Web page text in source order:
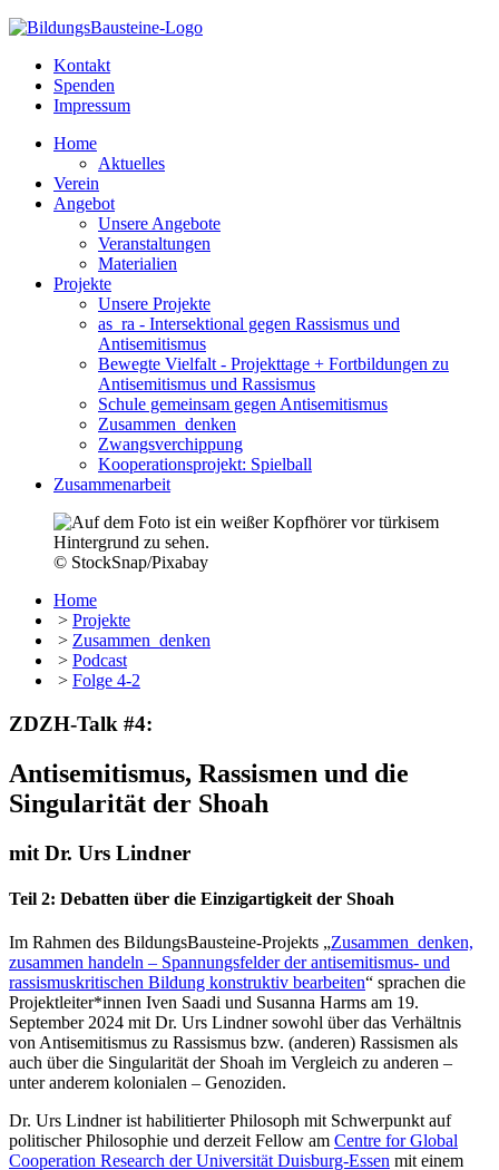
Kontakt
Spenden
Impressum
Home
Aktuelles
Verein
Angebot
Unsere Angebote
Veranstaltungen
Materialien
Projekte
Unsere Projekte
as_ra - Intersektional gegen Rassismus und
Antisemitismus
Bewegte Vielfalt - Projekttage + Fortbildungen zu
Antisemitismus und Rassismus
Schule gemeinsam gegen Antisemitismus
Zusammen_denken
Zwangsverchippung
Kooperationsprojekt: Spielball
Zusammenarbeit
© StockSnap/Pixabay
Home
> Projekte
> Zusammen_denken
> Podcast
> Folge 4-2
ZDZH-Talk #4:
Antisemitismus, Rassismen und die
Singularität der Shoah
mit Dr. Urs Lindner
Teil 2: Debatten über die Einzigartigkeit der Shoah
Im Rahmen des BildungsBausteine-Projekts „Zusammen_denken,
zusammen handeln – Spannungsfelder der antisemitismus- und
rassismuskritischen Bildung konstruktiv bearbeiten“ sprachen die
Projektleiter*innen Iven Saadi und Susanna Harms am 19.
September 2024 mit Dr. Urs Lindner sowohl über das Verhältnis
von Antisemitismus zu Rassismus bzw. (anderen) Rassismen als
auch über die Singularität der Shoah im Vergleich zu anderen –
unter anderem kolonialen – Genoziden.
Dr. Urs Lindner ist habilitierter Philosoph mit Schwerpunkt auf
politischer Philosophie und derzeit Fellow am Centre for Global
Cooperation Research der Universität Duisburg-Essen mit einem